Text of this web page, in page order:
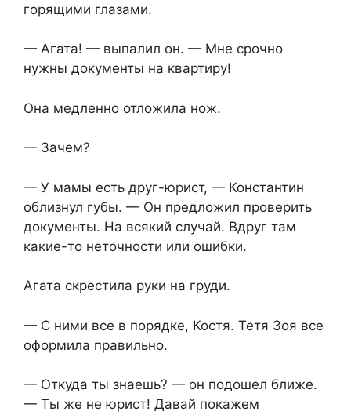
горящими глазами.
— Агата! — выпалил он. — Мне срочно
нужны документы на квартиру!
Она медленно отложила нож.
— Зачем?
— У мамы есть друг-юрист, — Константин
облизнул губы. — Он предложил проверить
документы. На всякий случай. Вдруг там
какие-то неточности или ошибки.
Агата скрестила руки на груди.
— С ними все в порядке, Костя. Тетя Зоя все
оформила правильно.
— Откуда ты знаешь? — он подошел ближе.
— Ты же не юрист! Давай покажем